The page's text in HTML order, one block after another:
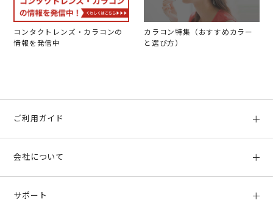
コンタクトレンズ・カラコンの
情報を発信中
カラコン特集（おすすめカラー
と選び方）
ご利用ガイド
お支払い方法、配送について
会社について
サポート